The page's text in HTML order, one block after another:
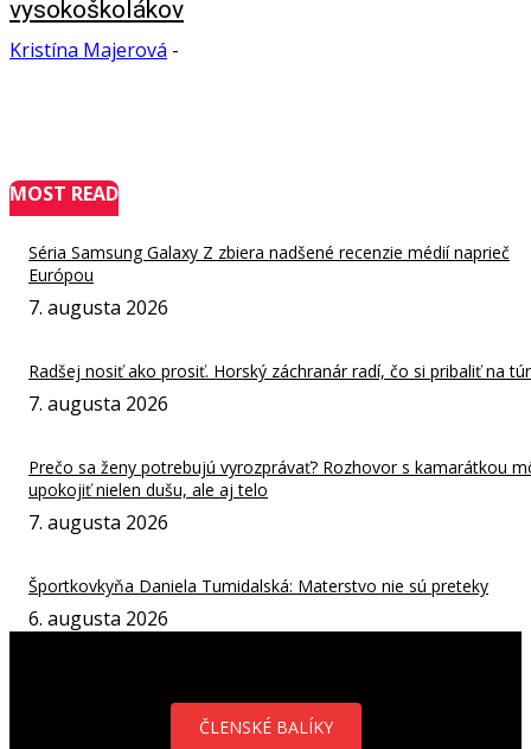
vysokoškolákov
Kristína Majerová -
MOST READ
Séria Samsung Galaxy Z zbiera nadšené recenzie médií naprieč
Európou
7. augusta 2026
Radšej nosiť ako prosiť. Horský záchranár radí, čo si pribaliť na
7. augusta 2026
Prečo sa ženy potrebujú vyrozprávať? Rozhovor s kamarátkou
upokojiť nielen dušu, ale aj telo
7. augusta 2026
Športkovkyňa Daniela Tumidalská: Materstvo nie sú preteky
6. augusta 2026
ČLENSKÉ BALÍKY